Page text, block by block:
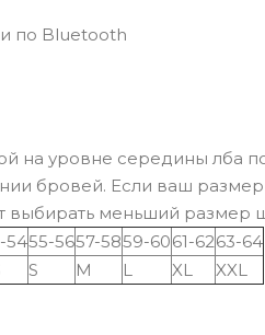
по Bluetooth
на уровне середины лба
бровей. Если ваш
выбирать меньший размер
5455-5657-5859-6061-6263-64
S M L XL XXL